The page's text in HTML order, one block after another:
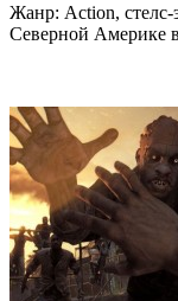
Жанр: Action, стелс-
Северной Америке